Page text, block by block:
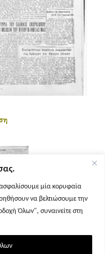
μία κορυφαία
να βελτιώσουμε την
Όλων", συναινείτε στη
2